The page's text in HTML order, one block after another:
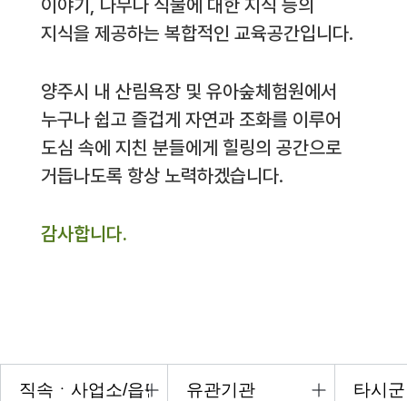
이야기, 나무나 식물에 대한 지식 등의
지식을 제공하는 복합적인 교육공간입니다.
양주시 내 산림욕장 및 유아숲체험원에서
누구나 쉽고 즐겁게 자연과 조화를 이루어
도심 속에 지친 분들에게 힐링의 공간으로
거듭나도록 항상 노력하겠습니다.
감사합니다.